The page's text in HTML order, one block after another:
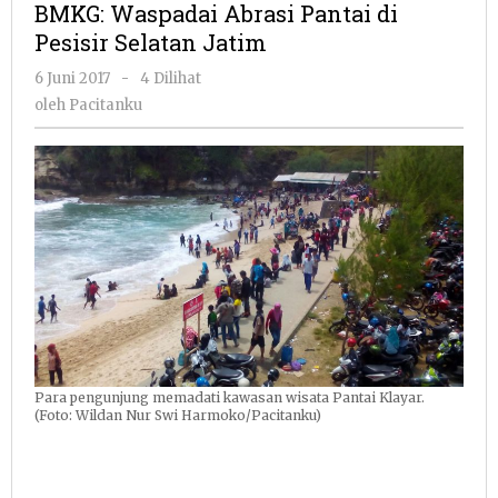
Pantai
BMKG: Waspadai Abrasi Pantai di
Pesisir Selatan Jatim
6 Juni 2017
oleh
Pacitanku
-
4 Dilihat
oleh Pacitanku
Para pengunjung memadati kawasan wisata Pantai Klayar.
(Foto: Wildan Nur Swi Harmoko/Pacitanku)